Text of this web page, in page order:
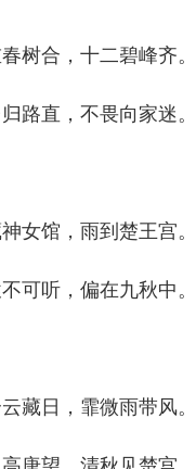
树合，十二碧峰齐。
路直，不畏向家迷。
女馆，雨到楚王宫。
可听，偏在九秋中。
藏日，霏微雨带风。